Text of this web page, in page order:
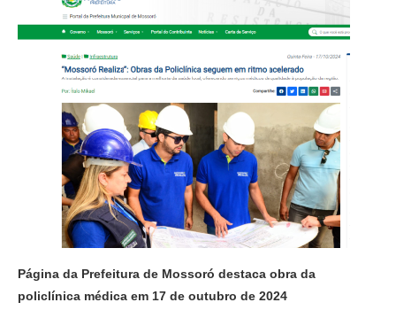
Página da Prefeitura de Mossoró destaca obra da
policlínica médica em 17 de outubro de 2024